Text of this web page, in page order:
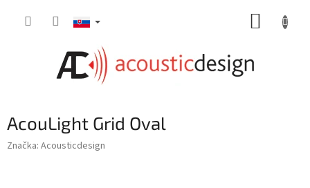
AcouLight Grid Oval
Značka: Acousticdesign